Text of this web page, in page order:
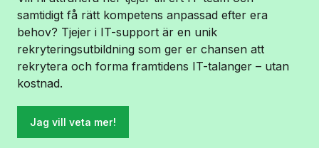
samtidigt få rätt kompetens anpassad efter era
behov? Tjejer i IT-support är en unik
rekryteringsutbildning som ger er chansen att
rekrytera och forma framtidens IT-talanger – utan
kostnad.
Jag vill veta mer!